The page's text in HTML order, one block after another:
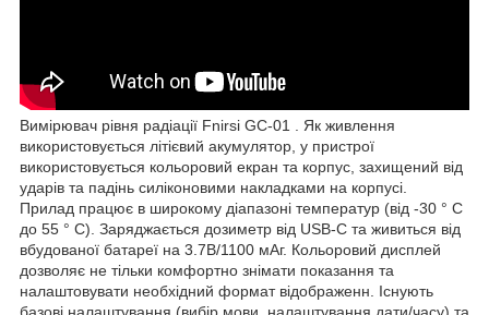
Вимірювач рівня радіації Fnirsi GC-01 . Як живлення
використовується літієвий акумулятор, у пристрої
використовується кольоровий екран та корпус, захищений від
ударів та падінь силіконовими накладками на корпусі.
Прилад працює в широкому діапазоні температур (від -30 ° C
до 55 ° C). Заряджається дозиметр від USB-C та живиться від
вбудованої батареї на 3.7В/1100 мАг. Кольоровий дисплей
дозволяє не тільки комфортно знімати показання та
налаштовувати необхідний формат відображенн. Існують
базові налаштування (вибір мови, налаштування дати/часу) та